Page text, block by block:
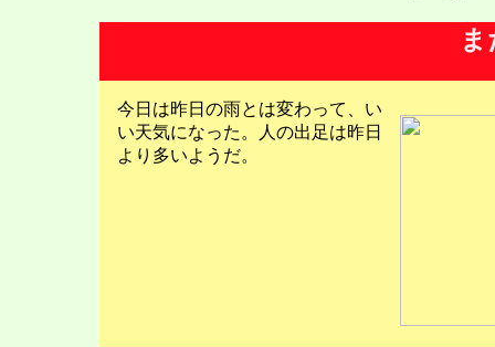
今日は昨日の雨とは変わって、い
い天気になった。人の出足は昨日
より多いようだ。